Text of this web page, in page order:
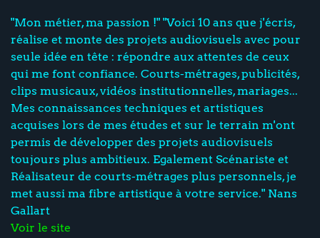
"Mon métier, ma passion !" "Voici 10 ans que j'écris,
réalise et monte des projets audiovisuels avec pour
seule idée en tête : répondre aux attentes de ceux
qui me font confiance. Courts-métrages, publicités,
clips musicaux, vidéos institutionnelles, mariages...
Mes connaissances techniques et artistiques
acquises lors de mes études et sur le terrain m'ont
permis de développer des projets audiovisuels
toujours plus ambitieux. Egalement Scénariste et
Réalisateur de courts-métrages plus personnels, je
met aussi ma fibre artistique à votre service." Nans
Gallart
Voir le site